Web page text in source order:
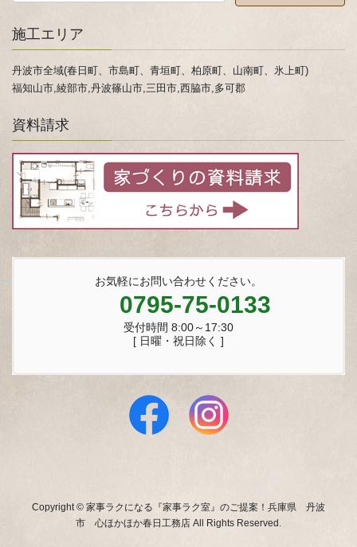
施工エリア
丹波市全域(春日町、市島町、青垣町、柏原町、山南町、氷上町)
福知山市,綾部市,丹波篠山市,三田市,西脇市,多可郡
資料請求
お気軽にお問い合わせください。
0795-75-0133
受付時間 8:00～17:30
[ 日曜・祝日除く ]
Copyright © 家事ラクになる『家事ラク室』のご提案！兵庫県 丹波
市 心ほかほか春日工務店 All Rights Reserved.